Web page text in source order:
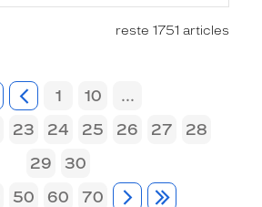
reste 1751 articles
1 10
...
23 24 25 26 27
28
29
30
50 60 70